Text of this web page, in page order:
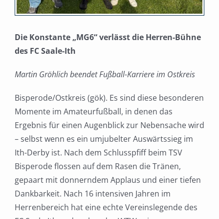
Die Konstante „MG6“ verlässt die Herren-Bühne
des FC Saale-Ith
Martin Gröhlich beendet Fußball-Karriere im Ostkreis
Bisperode/Ostkreis (gök). Es sind diese besonderen
Momente im Amateurfußball, in denen das
Ergebnis für einen Augenblick zur Nebensache wird
– selbst wenn es ein umjubelter Auswärtssieg im
Ith-Derby ist. Nach dem Schlusspfiff beim TSV
Bisperode flossen auf dem Rasen die Tränen,
gepaart mit donnerndem Applaus und einer tiefen
Dankbarkeit. Nach 16 intensiven Jahren im
Herrenbereich hat eine echte Vereinslegende des